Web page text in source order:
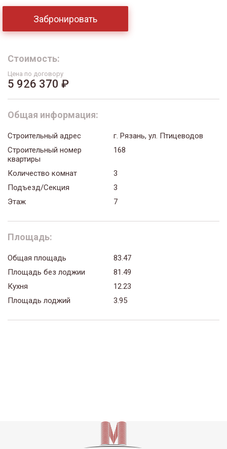
Забронировать
Стоимость:
Цена по договору
5 926 370 ₽
Общая информация:
Строительный адрес
г. Рязань, ул. Птицеводов
Строительный номер
квартиры
168
Количество комнат
3
Подъезд/Секция
3
Этаж
7
Площадь:
Общая площадь
83.47
Площадь без лоджии
81.49
Кухня
12.23
Площадь лоджий
3.95